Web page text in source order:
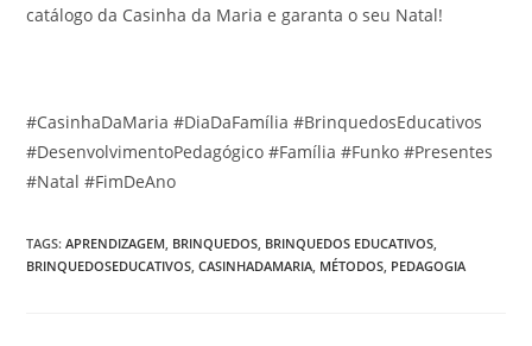
catálogo da Casinha da Maria e garanta o seu Natal!
#CasinhaDaMaria #DiaDaFamília #BrinquedosEducativos
#DesenvolvimentoPedagógico #Família #Funko #Presentes
#Natal #FimDeAno
TAGS:APRENDIZAGEM BRINQUEDOS BRINQUEDOS EDUCATIVOS
BRINQUEDOSEDUCATIVOS CASINHADAMARIA MÉTODOS PEDAGOGIA